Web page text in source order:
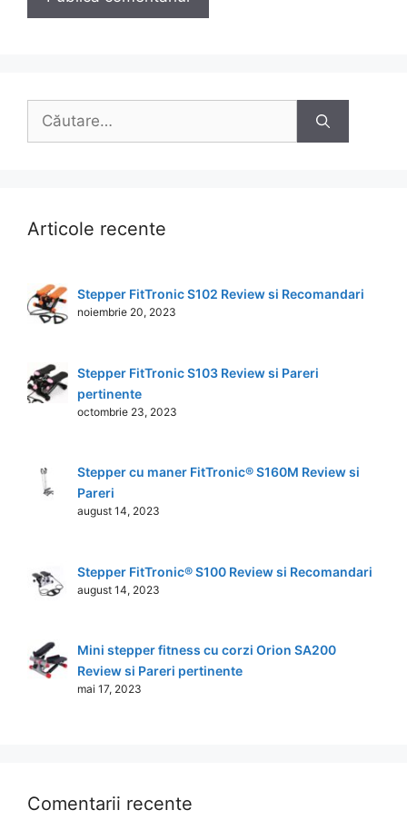
Caută
Articole recente
Stepper FitTronic S102 Review si Recomandari
noiembrie 20, 2023
Stepper FitTronic S103 Review si Pareri
pertinente
octombrie 23, 2023
Stepper cu maner FitTronic® S160M Review si
Pareri
august 14, 2023
Stepper FitTronic® S100 Review si Recomandari
august 14, 2023
Mini stepper fitness cu corzi Orion SA200
Review si Pareri pertinente
mai 17, 2023
Comentarii recente